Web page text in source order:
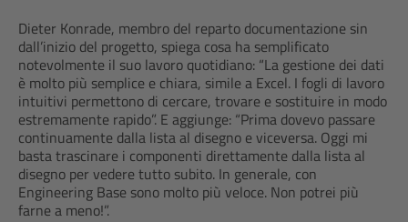
Dieter Konrade, membro del reparto documentazione sin
dall’inizio del progetto, spiega cosa ha semplificato
notevolmente il suo lavoro quotidiano: “La gestione dei dati
è molto più semplice e chiara, simile a Excel. I fogli di lavoro
intuitivi permettono di cercare, trovare e sostituire in modo
estremamente rapido”. E aggiunge: “Prima dovevo passare
continuamente dalla lista al disegno e viceversa. Oggi mi
basta trascinare i componenti direttamente dalla lista al
disegno per vedere tutto subito. In generale, con
Engineering Base sono molto più veloce. Non potrei più
farne a meno!”.